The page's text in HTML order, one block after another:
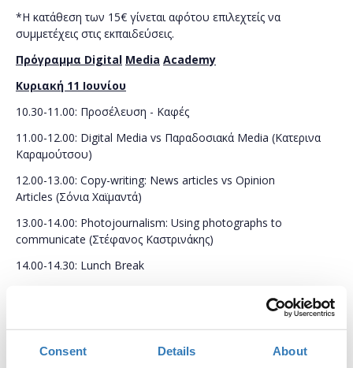
Consent Details About
*Η κατάθεση των 15€ γίνεται αφότου επιλεχτείς να
συμμετέχεις στις εκπαιδεύσεις.
Πρόγραμμα Digital Media Academy
Κυριακή 11 Ιουνίου
10.30-11.00: Προσέλευση - Καφές
11.00-12.00: Digital Media vs Παραδοσιακά Media (Κατερινα
Καραμούτσου)
12.00-13.00: Copy-writing: News articles vs Opinion
Articles (Σόνια Χαϊμαντά)
13.00-14.00: Photojournalism: Using photographs to
communicate (Στέφανος Καστρινάκης)
14.00-14.30: Lunch Break
15.45-17.00: User attraction & Retention (Γιάννης Ήμελος)